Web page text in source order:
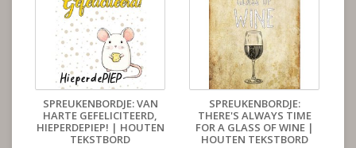
SPREUKENBORDJE: VAN
HARTE GEFELICITEERD,
HIEPERDEPIEP! | HOUTEN
TEKSTBORD
SPREUKENBORDJE:
THERE'S ALWAYS TIME
FOR A GLASS OF WINE |
HOUTEN TEKSTBORD